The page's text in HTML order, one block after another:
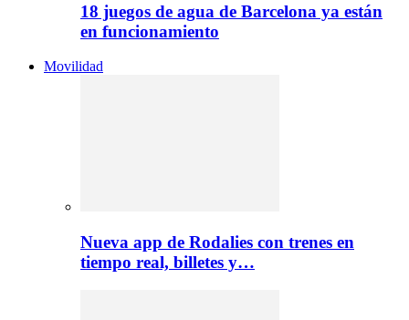
18 juegos de agua de Barcelona ya están
en funcionamiento
Movilidad
Nueva app de Rodalies con trenes en
tiempo real, billetes y…